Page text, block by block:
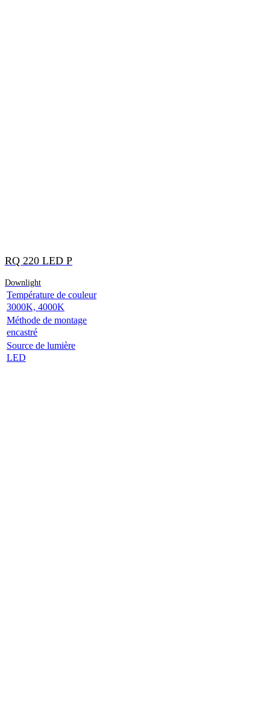
RQ 220 LED P
Downlight
Température de couleur
3000K, 4000K
Méthode de montage
encastré
Source de lumière
LED